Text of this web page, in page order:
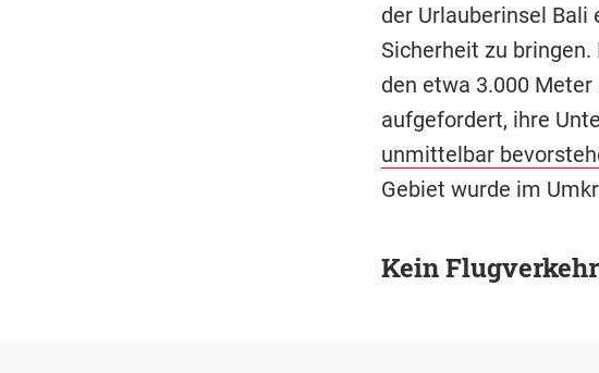
der Urlauberinsel Bali
Sicherheit zu
den etwa 3.000
aufgefordert, ihre
unmittelbar
Gebiet wurde im
Kein